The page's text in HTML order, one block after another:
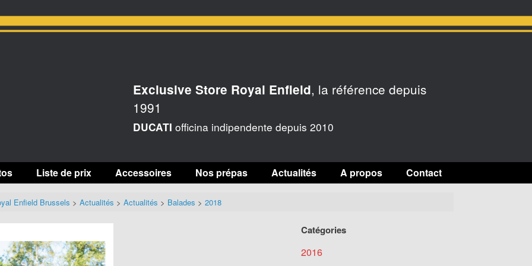
Exclusive Store Royal Enfield, la référence depuis
1991
DUCATI officina indipendente depuis 2010
Liste de prix Accessoires Nos prépas Actualités A propos Contact
Enfield Brussels > Actualités > Actualités > Balades > 2018
Catégories
2016